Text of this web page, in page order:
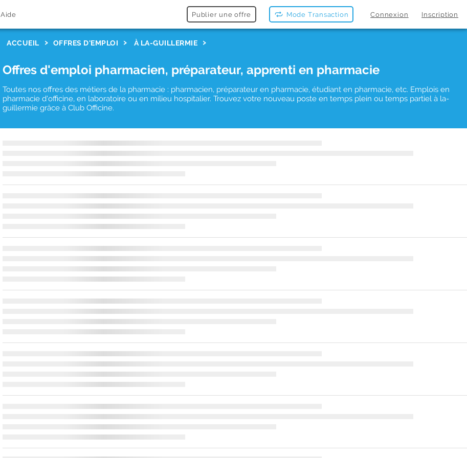
Aide Publier une offre Mode Transaction Connexion Inscription
ACCUEIL OFFRES D'EMPLOI À LA-GUILLERMIE
Offres d'emploi pharmacien, préparateur, apprenti en pharmacie
Toutes nos offres des métiers de la pharmacie : pharmacien, préparateur en pharmacie, étudiant en pharmacie, etc. Emplois en
pharmacie d'officine, en laboratoire ou en milieu hospitalier. Trouvez votre nouveau poste en temps plein ou temps partiel à la-
guillermie grâce à Club Officine.